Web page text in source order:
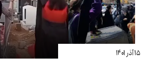
۱۵ آذر ۱۴۰۱